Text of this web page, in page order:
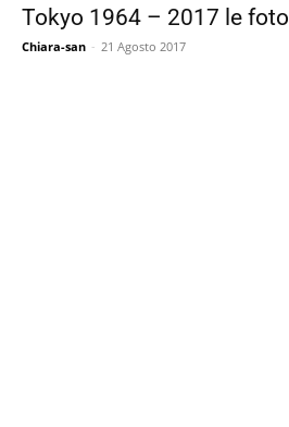
Tokyo 1964 – 2017 le foto
Chiara-san - 21 Agosto 2017